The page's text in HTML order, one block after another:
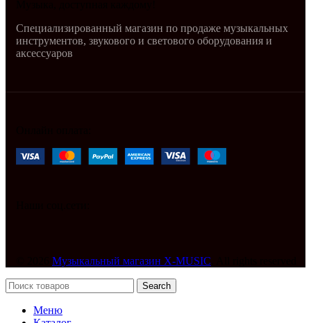
Специализированный магазин по продаже музыкальных
инструментов, звукового и светового оборудования и
аксессуаров
Музыкальный магазин X-MUSIC
Search
Меню